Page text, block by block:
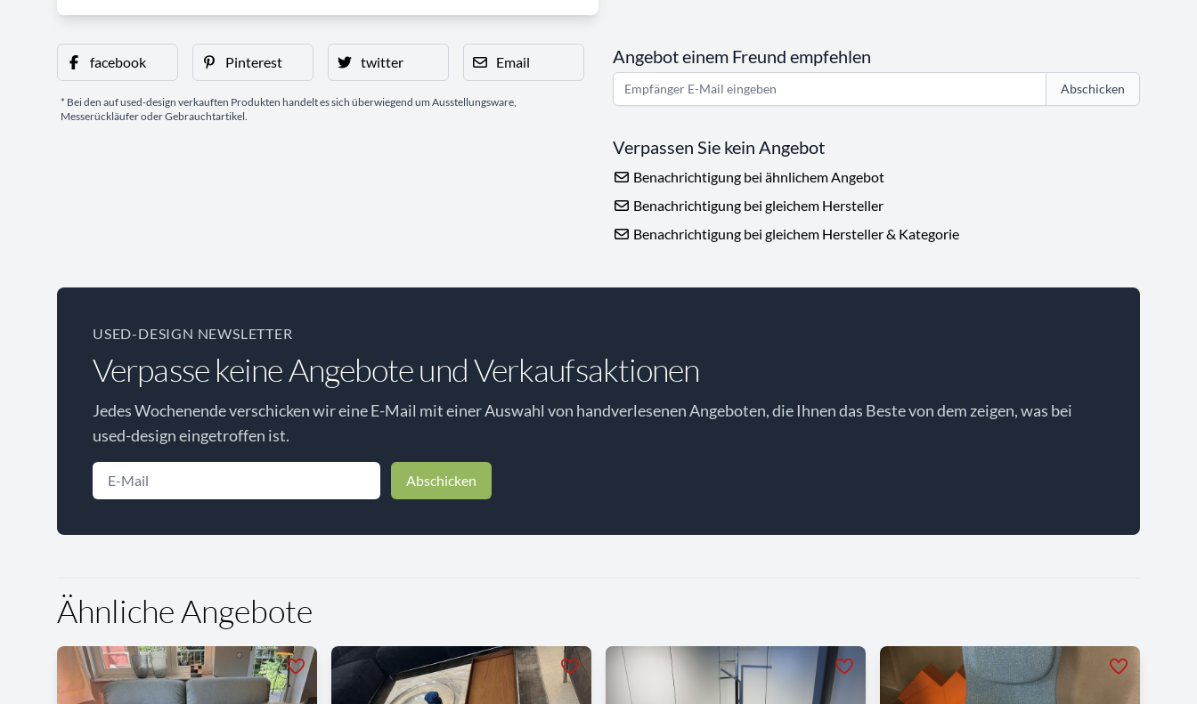
facebook Pinterest twitter Email
* Bei den auf used-design verkauften Produkten handelt es sich überwiegend um Ausstellungsware,
Messerückläufer oder Gebrauchtartikel.
Angebot einem Freund empfehlen
Abschicken
Verpassen Sie kein Angebot
Benachrichtigung bei ähnlichem Angebot
Benachrichtigung bei gleichem Hersteller
Benachrichtigung bei gleichem Hersteller & Kategorie
USED-DESIGN NEWSLETTER
Verpasse keine Angebote und Verkaufsaktionen
Jedes Wochenende verschicken wir eine E-Mail mit einer Auswahl von handverlesenen Angeboten, die Ihnen das Beste von dem zeigen, was bei
used-design eingetroffen ist.
Abschicken
Ähnliche Angebote